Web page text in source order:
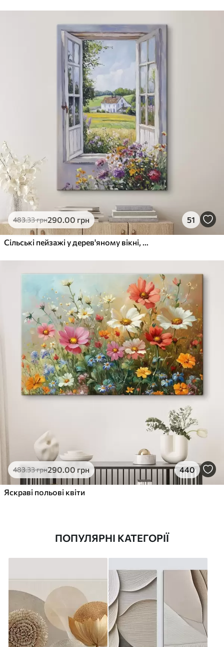
483.33грн290.00 грн 51
Сільські пейзажі у дерев'яному вікні, квіти, поля, олійний стиль, фермерський будинок
483.33грн290.00 грн 440
Яскраві польові квіти
ПОПУЛЯРНІ КАТЕГОРІЇ